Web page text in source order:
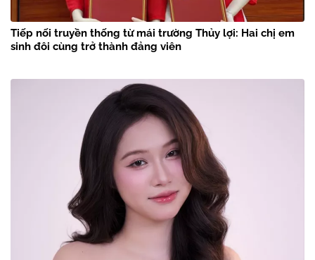
Tiếp nối truyền thống từ mái trường Thủy lợi: Hai chị em
sinh đôi cùng trở thành đảng viên